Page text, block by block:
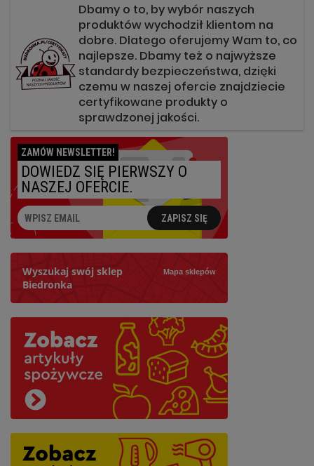
Dbamy o to, by wybór naszych
produktów wychodził klientom na
dobre. Dlatego oferujemy Wam to, co
najlepsze. Dbamy też o najwyższe
standardy bezpieczeństwa, dzięki
czemu w naszej ofercie znajdziecie
certyfikowane produkty o
sprawdzonej jakości.
ZAMÓW NEWSLETTER!
DOWIEDZ SIĘ PIERWSZY O
NASZEJ OFERCIE.
ZAPISZ SIĘ
Wyszukaj swój sklep
Biedronka
Mapa sklepów
Szukaj
Najbliższy: